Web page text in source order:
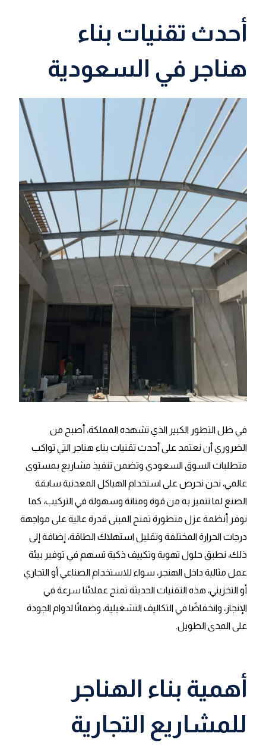
أحدث تقنيات بناء
هناجر في السعودية
في ظل التطور الكبير الذي تشهده المملكة، أصبح من
الضروري أن نعتمد على أحدث تقنيات بناء هناجر التي تواكب
متطلبات السوق السعودي وتضمن تنفيذ مشاريع بمستوى
عالمي، نحن نحرص على استخدام الهياكل المعدنية سابقة
الصنع لما تتميز به من قوة ومتانة وسهولة في التركيب، كما
نوفر أنظمة عزل متطورة تمنح المبنى قدرة عالية على مواجهة
درجات الحرارة المختلفة وتقليل استهلاك الطاقة، إضافة إلى
ذلك، نطبق حلول تهوية وتكييف ذكية تسهم في توفير بيئة
عمل مثالية داخل الهنجر، سواء للاستخدام الصناعي أو التجاري
أو التخزيني، هذه التقنيات الحديثة تمنح عملائنا سرعة في
الإنجاز، وانخفاضًا في التكاليف التشغيلية، وضمانًا لدوام الجودة
على المدى الطويل.
أهمية بناء الهناجر
للمشاريع التجارية